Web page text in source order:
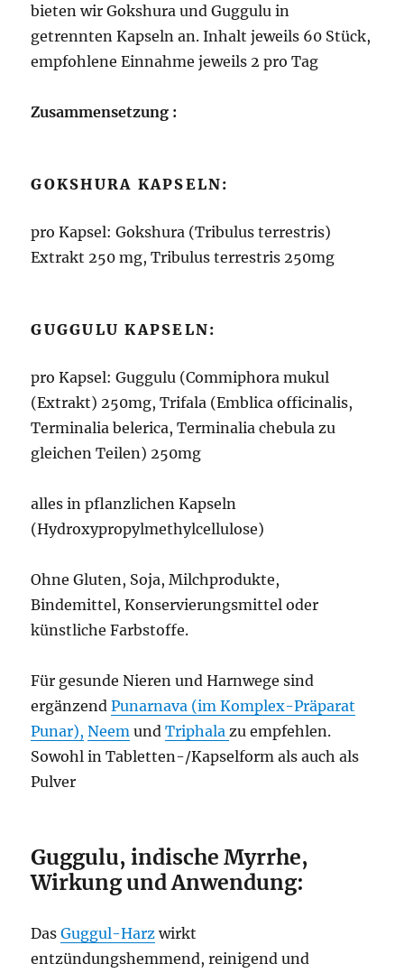
bieten wir Gokshura und Guggulu in
getrennten Kapseln an. Inhalt jeweils 60 Stück,
empfohlene Einnahme jeweils 2 pro Tag
Zusammensetzung :
GOKSHURA KAPSELN:
pro Kapsel: Gokshura (Tribulus terrestris)
Extrakt 250 mg, Tribulus terrestris 250mg
GUGGULU KAPSELN:
pro Kapsel: Guggulu (Commiphora mukul
(Extrakt) 250mg, Trifala (Emblica officinalis,
Terminalia belerica, Terminalia chebula zu
gleichen Teilen) 250mg
alles in pflanzlichen Kapseln
(Hydroxypropylmethylcellulose)
Ohne Gluten, Soja, Milchprodukte,
Bindemittel, Konservierungsmittel oder
künstliche Farbstoffe.
Für gesunde Nieren und Harnwege sind
ergänzendPunarnava (im Komplex-Präparat
Punar), Neem undTriphala zu empfehlen.
Sowohl in Tabletten-/Kapselform als auch als
Pulver
Guggulu, indische Myrrhe,
Wirkung und Anwendung:
DasGuggul-Harz wirkt
entzündungshemmend, reinigend und